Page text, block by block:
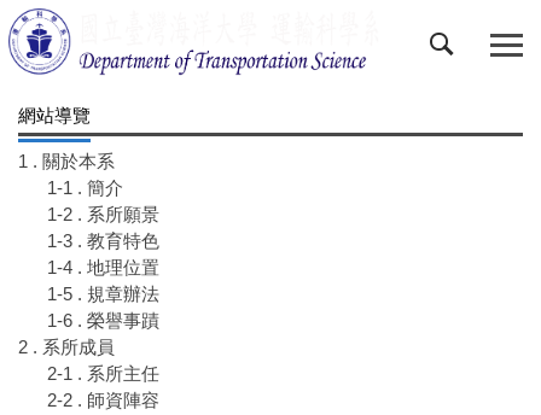
跳
到
主
內
容
網站導覽
1 . 關於本系
1-1 . 簡介
1-2 . 系所願景
1-3 . 教育特色
1-4 . 地理位置
1-5 . 規章辦法
1-6 . 榮譽事蹟
2 . 系所成員
2-1 . 系所主任
2-2 . 師資陣容